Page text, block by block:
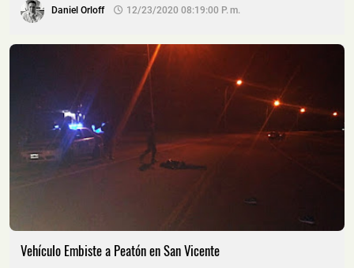
Daniel Orloff 12/23/2020 08:19:00 P. M.
Vehículo Embiste a Peatón en San Vicente